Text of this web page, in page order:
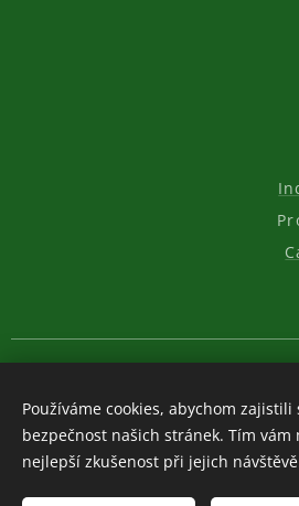
© 2011-2026, AKC REAL GROUP
Měna
CZK Kč
EUR €
Používáme cookies, abychom
bezpečnost našich stránek. Tím
nejlepší zkušenost při jejich